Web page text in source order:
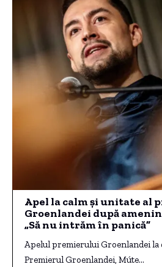
Apel la calm și unitate al
Groenlandei după
„Să nu intrăm în panică”
Apelul premierului Groenlandei la
Premierul Groenlandei, Múte…